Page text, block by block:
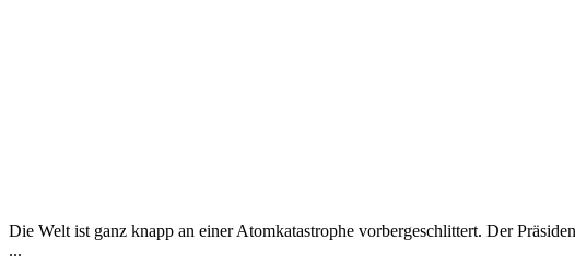
Die Welt ist ganz knapp an einer Atomkatastrophe vorbergeschlittert. Der
...